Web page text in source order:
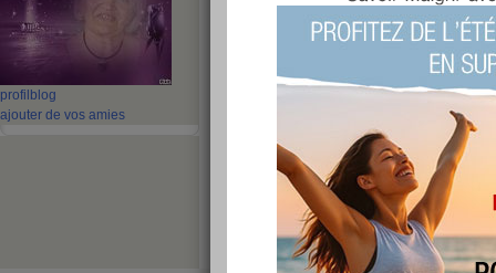
profil blog
ajouter de vos amies
SNIFF ... SNIFF ...